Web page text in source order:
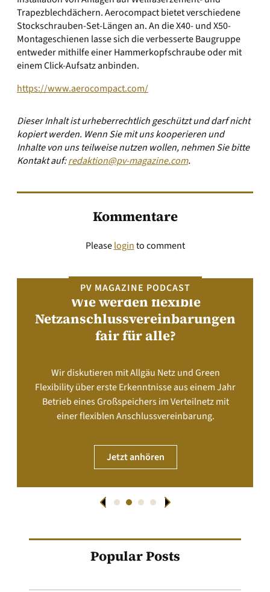
Trapezblechdächern. Aerocompact bietet verschiedene
Stockschrauben-Set-Längen an. An die X40- und X50-
Montageschienen lasse sich die verbesserte Baugruppe
entweder mithilfe einer Hammerkopfschraube oder mit
einem Click-Aufsatz anbinden.
https://www.aerocompact.com/
Dieser Inhalt ist urheberrechtlich geschützt und darf nicht
kopiert werden. Wenn Sie mit uns kooperieren und
Inhalte von uns teilweise nutzen wollen, nehmen Sie bitte
Kontakt auf:redaktion@pv-magazine.com.
Kommentare
Pleaseloginto comment
PV MAGAZINE PODCAST
Wie werden flexible
Netzanschlussvereinbarungen
fair für alle?
Wir diskutieren mit Allgäu Netz und Green
Flexibility über erste Erkenntnisse aus einem Jahr
Betrieb eines Großspeichers im Verteilnetz mit
einer flexiblen Anschlussvereinbarung.
Jetzt anhören
Popular Posts